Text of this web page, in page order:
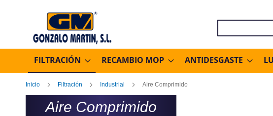
Buscar
FILTRACIÓN RECAMBIO MOP ANTIDESGASTE
Inicio Filtración Industrial Aire Comprimido
Aire Comprimido